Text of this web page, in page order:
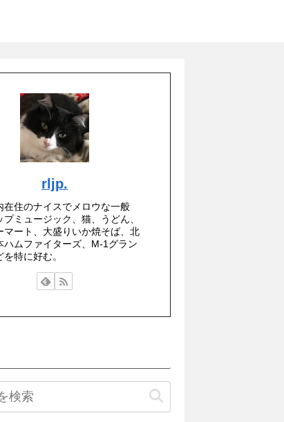
rljp.
在住のナイスでメロウな一般
プミュージック、猫、うどん、
マート、大盛りいか焼そば、北
ハムファイターズ、M-1グラン
特に好む。